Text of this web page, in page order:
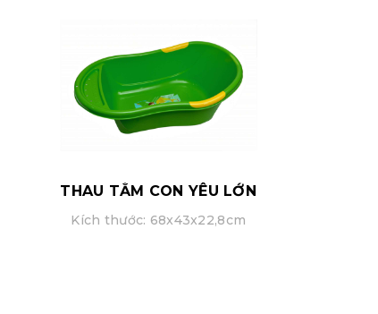
THAU TẮM CON YÊU LỚN
Kích thước: 68x43x22,8cm